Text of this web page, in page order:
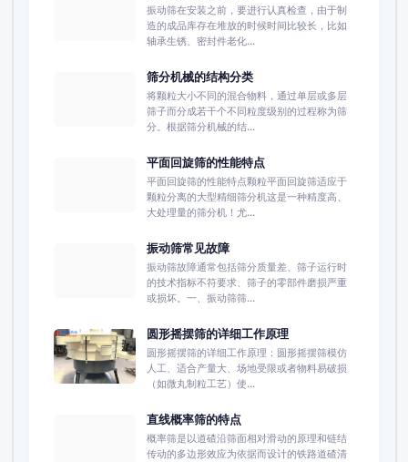
振动筛在安装之前，要进行认真检查，由于制
造的成品库存在堆放的时候时间比较长，比如
轴承生锈、密封件老化...
筛分机械的结构分类
将颗粒大小不同的混合物料，通过单层或多层
筛子而分成若干个不同粒度级别的过程称为筛
分。根据筛分机械的结...
平面回旋筛的性能特点
平面回旋筛的性能特点颗粒平面回旋筛适应于
颗粒分离的大型精细筛分机这是一种精度高、
大处理量的筛分机！尤...
振动筛常见故障
振动筛故障通常包括筛分质量差、筛子运行时
的技术指标不符要求、筛子的零部件磨损严重
或损坏。一、振动筛筛...
圆形摇摆筛的详细工作原理
圆形摇摆筛的详细工作原理：圆形摇摆筛模仿
人工、适合产量大、场地受限或者物料易破损
（如微丸制粒工艺）使...
直线概率筛的特点
概率筛是以道碴沿筛面相对滑动的原理和链结
传动的多边形效应为依据而设计的铁路道碴清